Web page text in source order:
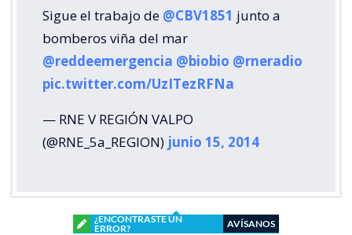
Sigue el trabajo de @CBV1851 junto a
bomberos viña del mar
@reddeemergencia @biobio @rneradio
pic.twitter.com/UzITezRFNa
— RNE V REGIÓN VALPO
(@RNE_5a_REGION) junio 15, 2014
¿ENCONTRASTE UN
ERROR?
AVÍSANOS